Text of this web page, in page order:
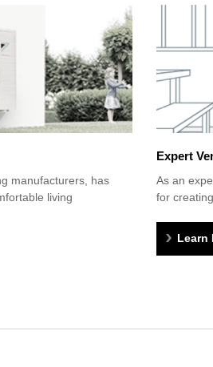
manufacturers, has
living
Expert
As an
for
Learn